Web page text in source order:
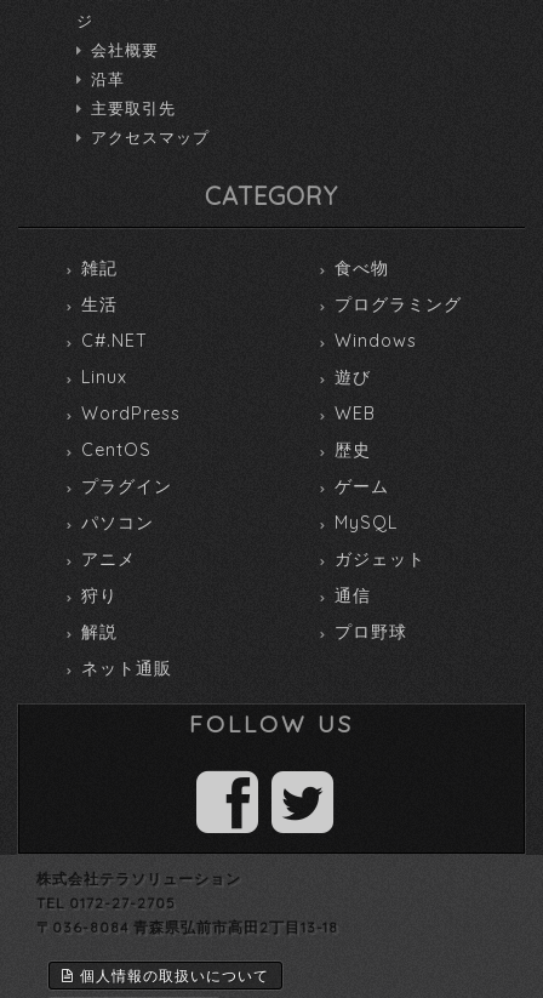
ジ
会社概要
沿革
主要取引先
アクセスマップ
CATEGORY
雑記
食べ物
生活
プログラミング
C#.NET
Windows
Linux
遊び
WordPress
WEB
CentOS
歴史
プラグイン
ゲーム
パソコン
MySQL
アニメ
ガジェット
狩り
通信
解説
プロ野球
ネット通販
FOLLOW US
株式会社テラソリューション
TEL 0172-27-2705
〒036-8084 青森県弘前市高田2丁目13-18
個人情報の取扱いについて